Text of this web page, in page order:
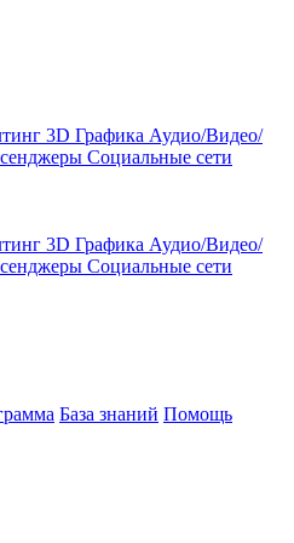
3D Графика Аудио/Видео/
Социальные сети
3D Графика Аудио/Видео/
Социальные сети
База знаний Помощь